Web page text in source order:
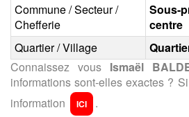
Commune / Secteur /
Chefferie
Sous-
centre
Quartier / Village
Connaissez vous Ismaël
informations sont-elles exactes ?
information
ICI .